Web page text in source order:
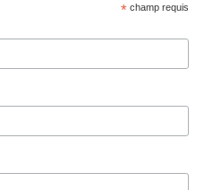
* champ requis